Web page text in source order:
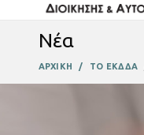
Νέα
ΑΡΧΙΚΗ ΤΟ ΕΚΔΔΑ